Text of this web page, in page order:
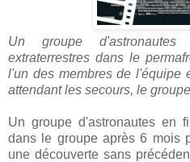
Un groupe
extraterrestres dans le
l'un des membres de l'équipe
attendant les secours, le
Un groupe d'astronautes en
dans le groupe après 6 mois
une découverte sans